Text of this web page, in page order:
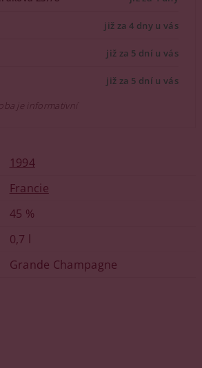
již za 4 dny u vás
již za 5 dní u vás
již za 5 dní u vás
je informativní
1994
Francie
45 %
0,7 l
Grande Champagne